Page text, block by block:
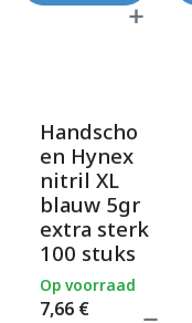
Handscho
en Hynex
nitril XL
blauw 5gr
extra sterk
100 stuks
7,66€
Op voorraad